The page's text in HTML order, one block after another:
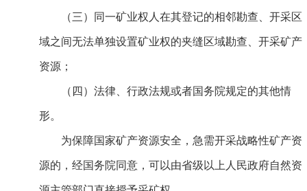
（三）同一矿业权人在其登记的相邻勘查、开采区
域之间无法单独设置矿业权的夹缝区域勘查、开采矿产
资源；
（四）法律、行政法规或者国务院规定的其他情
形。
为保障国家矿产资源安全，急需开采战略性矿产资
源的，经国务院同意，可以由省级以上人民政府自然资